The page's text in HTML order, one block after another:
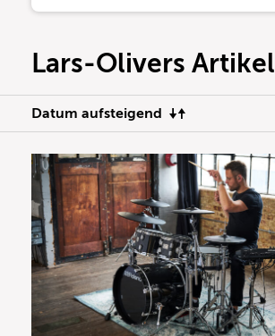
Lars-Olivers Artikel
Datum aufsteigend